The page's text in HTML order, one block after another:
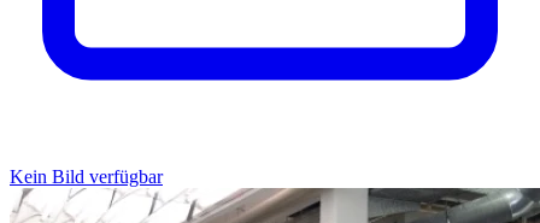
Kein Bild verfügbar